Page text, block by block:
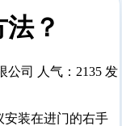
？
公司 人气：2135 发
安装在进门的右手